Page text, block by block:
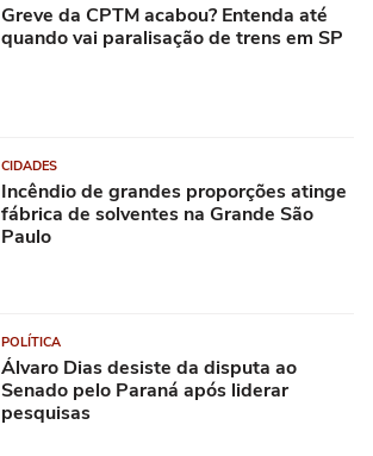
Greve da CPTM acabou? Entenda até
quando vai paralisação de trens em SP
CIDADES
Incêndio de grandes proporções atinge
fábrica de solventes na Grande São
Paulo
POLÍTICA
Álvaro Dias desiste da disputa ao
Senado pelo Paraná após liderar
pesquisas